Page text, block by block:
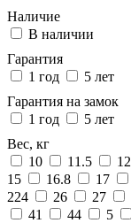
Наличие
В наличии
Гарантия
1 год
5 лет
Гарантия на замок
1 год
5 лет
Вес, кг
10
11.5 12
15
16.8 17
224
26 27
41
44 5